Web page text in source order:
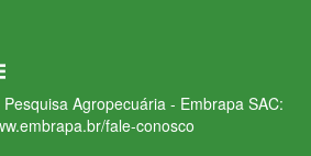
Agropecuária - Embrapa SAC:
fale-conosco